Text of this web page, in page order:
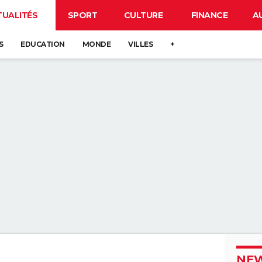
SPORT CULTURE FINANCE
EDUCATION MONDE VILLES +